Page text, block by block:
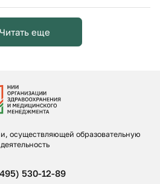
Читать еще
осуществляющей образовательную
деятельность
530-12-89